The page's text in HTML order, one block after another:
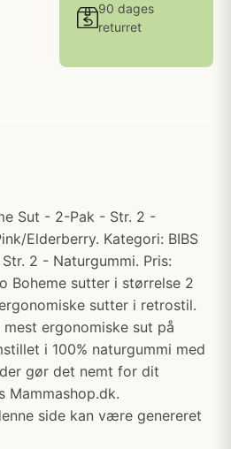
90 dages
returret
Sut - 2-Pak - Str. 2 -
Elderberry. Kategori: BIBS
2 - Naturgummi. Pris:
Boheme sutter i størrelse 2
sutter i retrostil.
mest ergonomiske sut på
i 100% naturgummi med
gør det nemt for dit
Mammashop.dk.
side kan være genereret